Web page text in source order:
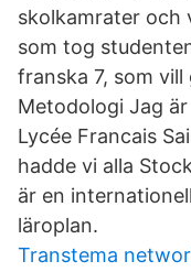
skolkamrater och
som tog
franska 7, som
Metodologi Jag
Lycée Francais
hadde vi alla
är en
läroplan.
Transtema